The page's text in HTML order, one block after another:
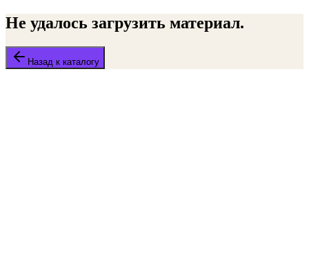
Не удалось загрузить материал.
Назад к каталогу